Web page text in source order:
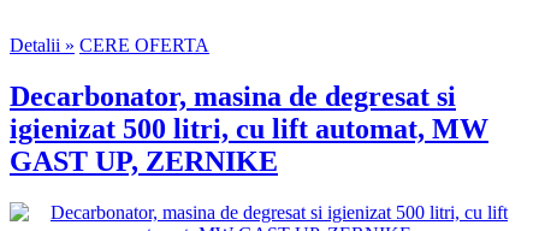
Detalii » CERE OFERTA
Decarbonator, masina de degresat si
igienizat 500 litri, cu lift automat, MW
GAST UP, ZERNIKE